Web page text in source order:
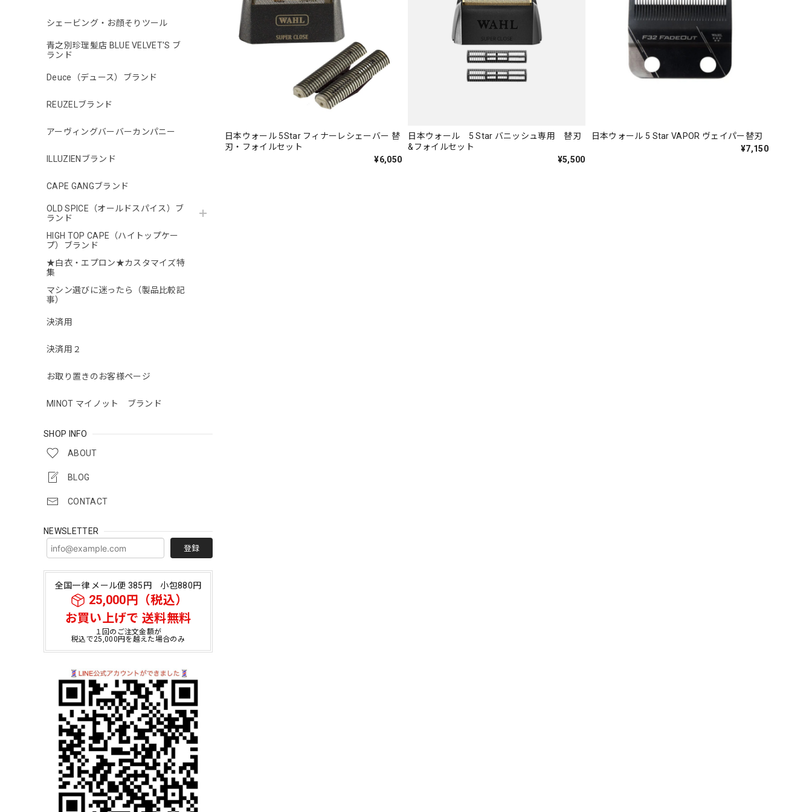
シェービング・お顔そりツール
青之別珍理髪店 BLUE VELVET'S ブ
ランド
Deuce（デュース）ブランド
REUZELブランド
アーヴィングバーバーカンパニー
ILLUZIENブランド
CAPE GANGブランド
OLD SPICE（オールドスパイス）ブ
ランド
HIGH TOP CAPE（ハイトップケー
プ）ブランド
★白衣・エプロン★カスタマイズ特
集
マシン選びに迷ったら（製品比較記
事）
決済用
決済用２
お取り置きのお客様ページ
MINOT マイノット ブランド
SHOP INFO
ABOUT
BLOG
CONTACT
NEWSLETTER
登録
全国一律 メール便 385円 小包880円
25,000円（税込）
お買い上げで 送料無料
１回のご注文金額が
税込で25,000円を越えた場合のみ
日本ウォール 5Star フィナーレシェーバー 替
刃・フォイルセット
¥6,050
日本ウォール 5 Star バニッシュ専用 替刃
&フォイルセット
¥5,500
日本ウォール 5 Star VAPOR ヴェイパー替刃
¥7,150